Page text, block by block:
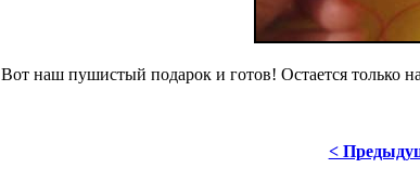
Вот наш пушистый подарок и готов! Остается только
<